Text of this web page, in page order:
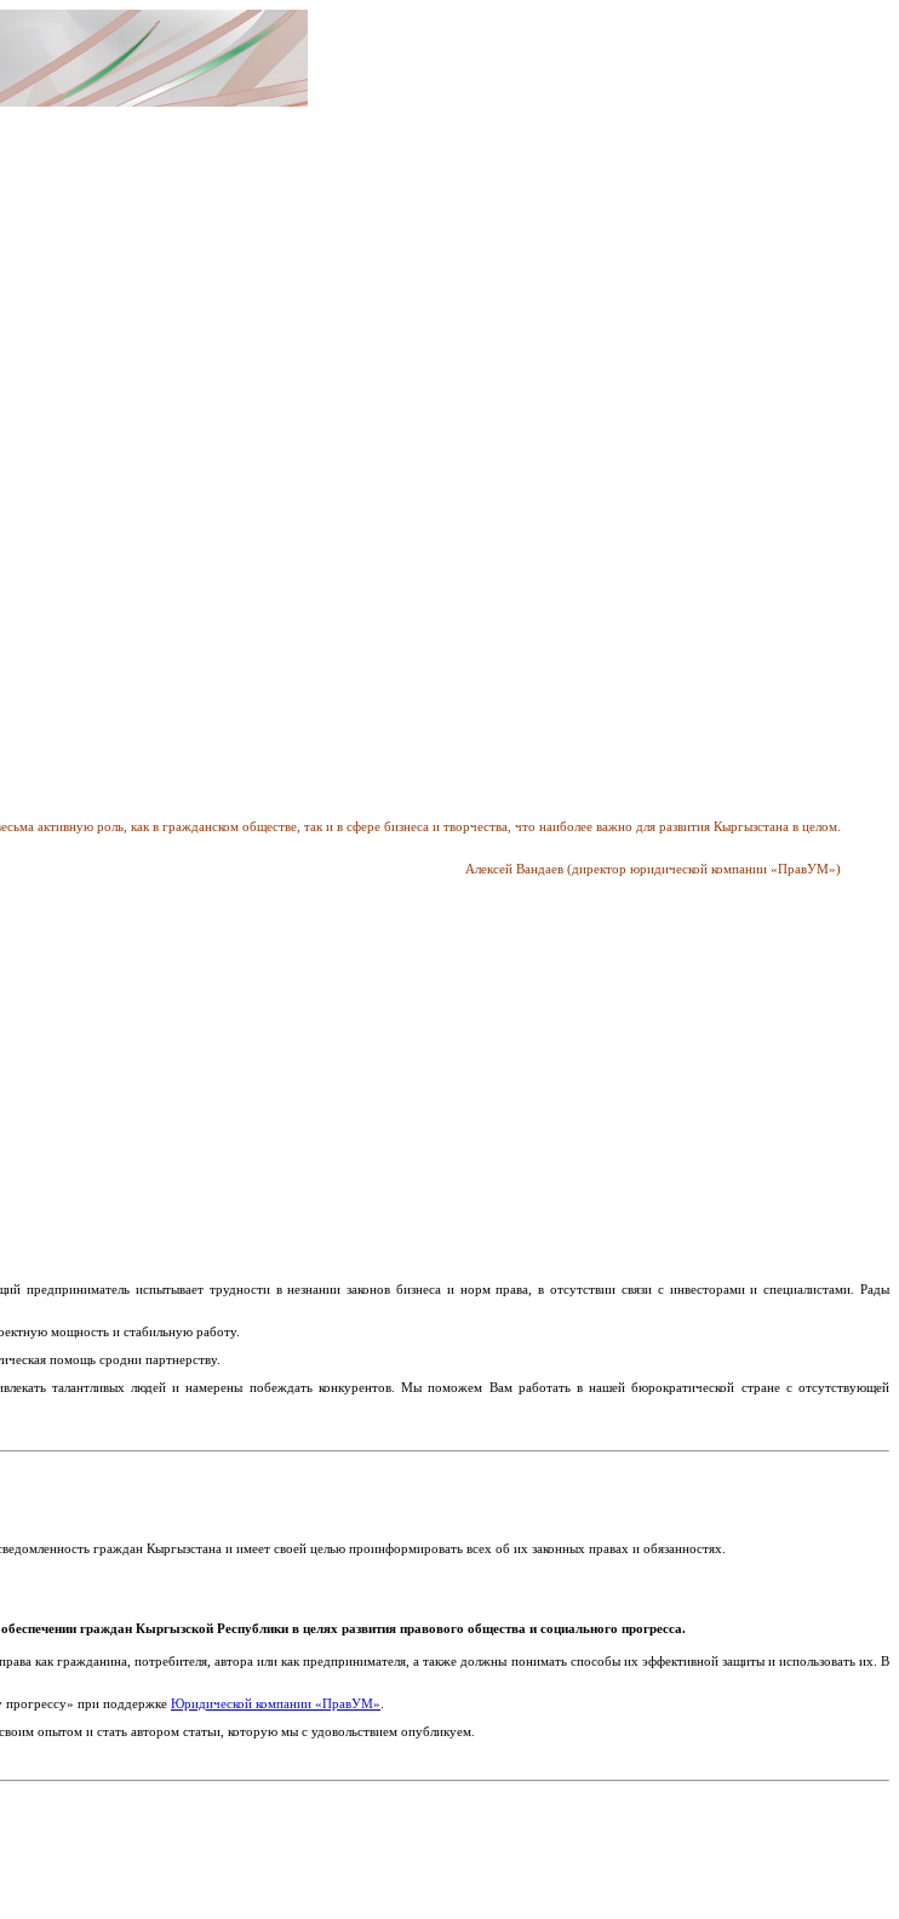
активную роль, как в гражданском обществе, так и в сфере бизнеса и творчества, что наиболее важно для развития Кыргызстана в целом.
Алексей Вандаев (директор юридической компании «ПравУМ»)
предприниматель испытывает трудности в незнании законов бизнеса и норм права, в отсутствии связи с инвесторами и специалистами. Рады
мощность и стабильную работу.
помощь сродни партнерству.
талантливых людей и намерены побеждать конкурентов. Мы поможем Вам работать в нашей бюрократической стране с отсутствующей
граждан Кыргызстана и имеет своей целью проинформировать всех об их законных правах и обязанностях.
граждан Кыргызской Республики в целях развития правового общества и социального прогресса.
как гражданина, потребителя, автора или как предпринимателя, а также должны понимать способы их эффективной защиты и использовать их. В
прогрессу» при поддержке Юридической компании «ПравУМ»
опытом и стать автором статьи, которую мы с удовольствием опубликуем.